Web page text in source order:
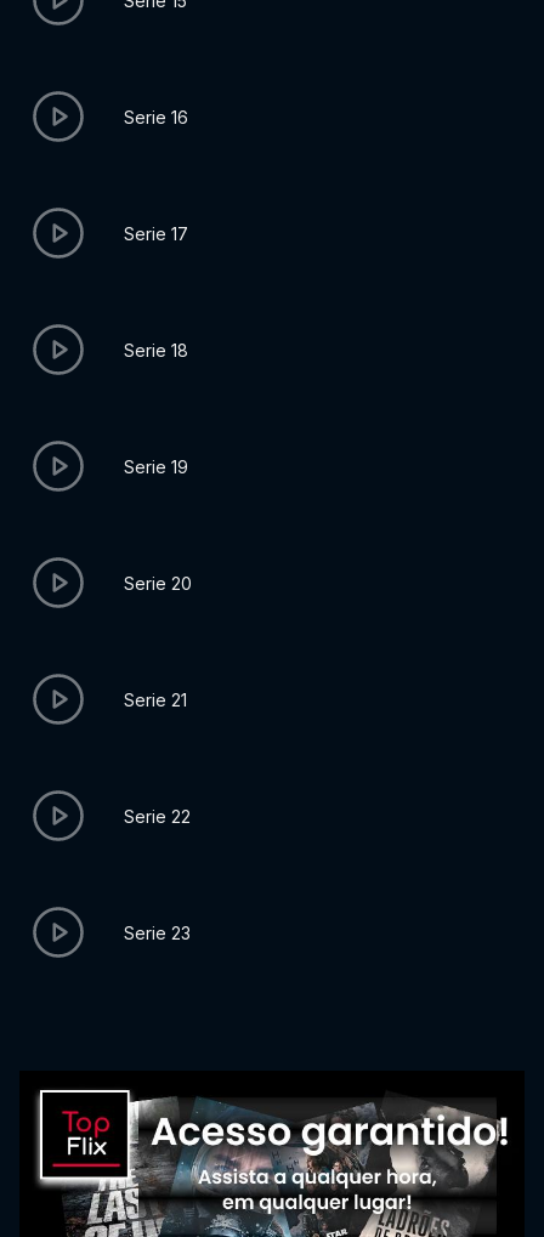
Serie 16
Serie 17
Serie 18
Serie 19
Serie 20
Serie 21
Serie 22
Serie 23